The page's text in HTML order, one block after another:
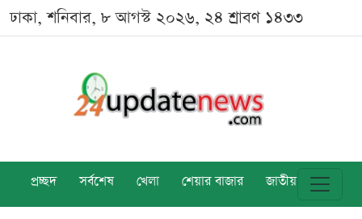
ঢাকা, শনিবার, ৮ আগস্ট ২০২৬, ২৪ শ্রাবণ ১৪৩৩
প্রচ্ছদ সর্বশেষ খেলা শেয়ার বাজার জাতীয় বিশ্ব